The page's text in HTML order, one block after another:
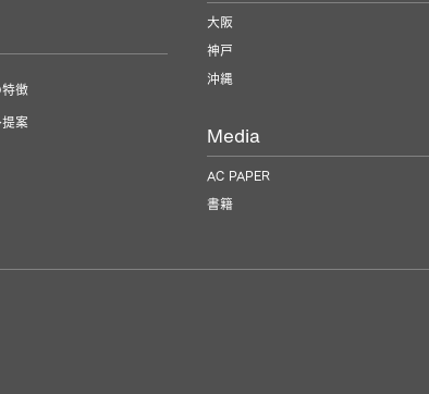
特徴
案
大阪
神戸
沖縄
Media
AC PAPER
書籍